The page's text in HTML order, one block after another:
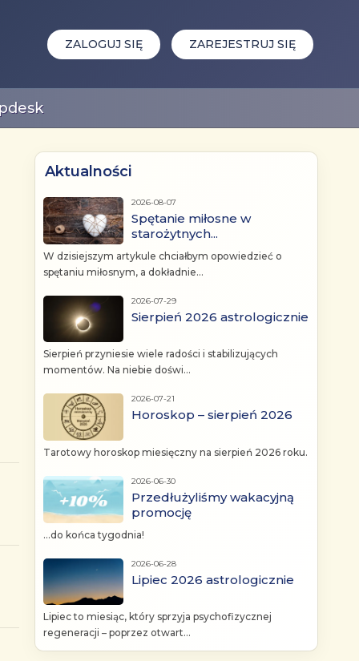
ZALOGUJ SIĘ ZAREJESTRUJ SIĘ
Aktualności
2026-08-07
Spętanie miłosne w
starożytnych...
W dzisiejszym artykule chciałbym opowiedzieć o
spętaniu miłosnym, a dokładnie...
2026-07-29
Sierpień 2026 astrologicznie
Sierpień przyniesie wiele radości i stabilizujących
momentów. Na niebie doświ...
2026-07-21
Horoskop – sierpień 2026
Tarotowy horoskop miesięczny na sierpień 2026 roku.
2026-06-30
Przedłużyliśmy wakacyjną
promocję
...do końca tygodnia!
2026-06-28
Lipiec 2026 astrologicznie
Lipiec to miesiąc, który sprzyja psychofizycznej
regeneracji – poprzez otwart...